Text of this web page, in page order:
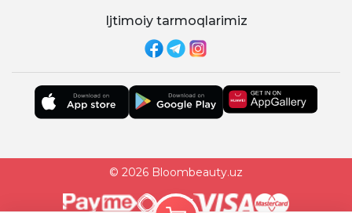
Ijtimoiy tarmoqlarimiz
© 2026 Bloombeauty.uz